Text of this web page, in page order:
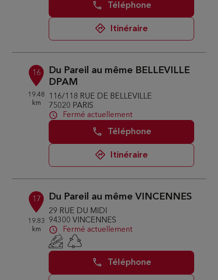
Téléphone
Itinéraire
16
19.48
km
Du Pareil au même BELLEVILLE
DPAM
116/118 RUE DE BELLEVILLE
75020 PARIS
Fermé actuellement
Téléphone
Itinéraire
17
19.83
km
Du Pareil au même VINCENNES
29 RUE DU MIDI
94300 VINCENNES
Fermé actuellement
Téléphone